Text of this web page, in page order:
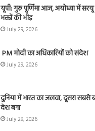
यूपी: गुरु पूर्णिमा आज, अयोध्या में सरयू
भक्तों की भीड़
July 29, 2026
PM मोदी का अधिकारियों को संदेश
July 29, 2026
दुनिया में भारत का जलवा, दूसरा सबसे
देश बना
July 29, 2026